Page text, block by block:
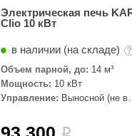
Электрическая печь
Clio 10 кВт
в наличии (на складе)
Объем парной, до: 14 м³
Мощность: 10 кВт
Управление: Выносной (не в
i